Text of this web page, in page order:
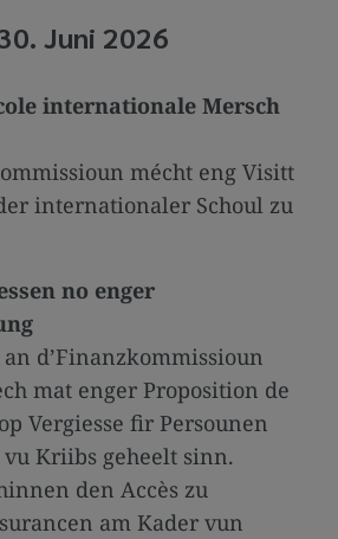
Juni 2026
internationale Mersch
mécht eng Visitt
internationaler Schoul zu
no enger
an d’Finanzkommissioun
mat enger Proposition de
Vergiesse fir Persounen
Kriibs geheelt sinn.
den Accès zu
am Kader vun